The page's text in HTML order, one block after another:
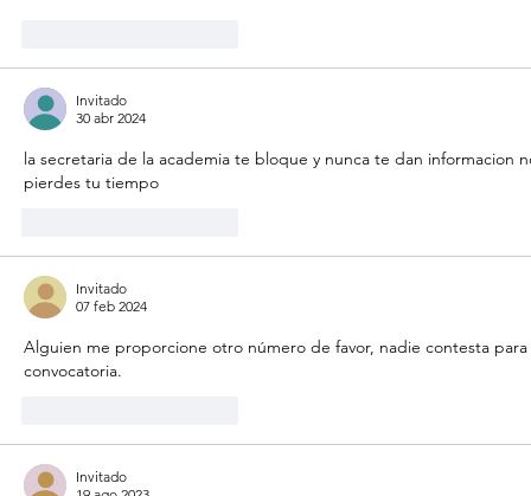
Invitado
30 abr 2024
la secretaria de la academia te bloque y nunca te dan informacion
pierdes tu tiempo
Invitado
07 feb 2024
Alguien me proporcione otro número de favor, nadie contesta
convocatoria.
Invitado